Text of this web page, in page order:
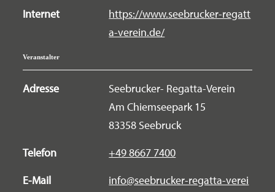
Internet
https://www.seebrucker-regatt
a-verein.de/
Veranstalter
Adresse
Seebrucker- Regatta-Verein
Am Chiemseepark 15
83358 Seebruck
Telefon
+49 8667 7400
E-Mail
info@seebrucker-regatta-verei